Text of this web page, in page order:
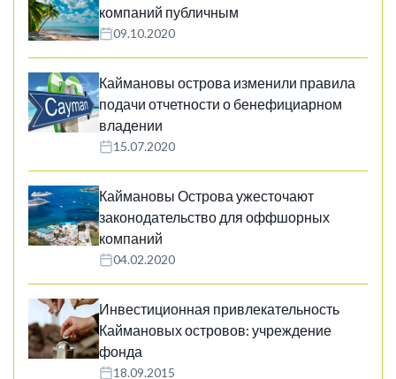
компаний публичным
09.10.2020
Каймановы острова изменили правила
подачи отчетности о бенефициарном
владении
15.07.2020
Каймановы Острова ужесточают
законодательство для оффшорных
компаний
04.02.2020
Инвестиционная привлекательность
Каймановых островов: учреждение
фонда
18.09.2015